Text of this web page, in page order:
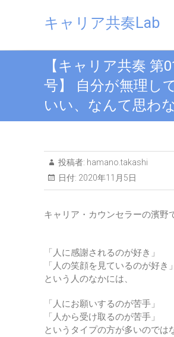
キャリア共奏Lab
【キャリア共奏 第
号】 自分が無理し
いい、なんて思わ
投稿者: hamano.takashi
日付: 2020年11月5日
キャリア・カウンセラーの濱野
「人に感謝されるのが好き」
「人の笑顔を見ているのが好き」
という人のなかには、
「人にお願いするのが苦手」
「人から受け取るのが苦手」
というタイプの方が多いのでは